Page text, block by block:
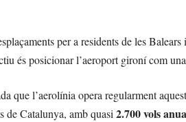
per a residents de les
és posicionar l’aeroport gironí com
que l’aerolínia opera regularment
de Catalunya, amb quasi 2.700 vols